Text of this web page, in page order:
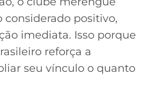
positivo,
imediata. Isso porque
reforça a
seu vínculo o quanto